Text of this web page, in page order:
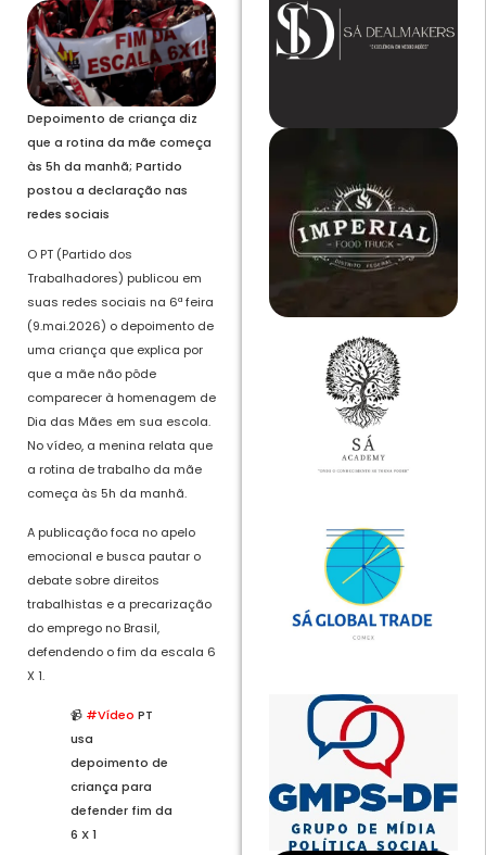
Depoimento de criança diz
que a rotina da mãe começa
às 5h da manhã; Partido
postou a declaração nas
redes sociais
O PT (Partido dos
Trabalhadores) publicou em
suas redes sociais na 6ª feira
(9.mai.2026) o depoimento de
uma criança que explica por
que a mãe não pôde
comparecer à homenagem de
Dia das Mães em sua escola.
No vídeo, a menina relata que
a rotina de trabalho da mãe
começa às 5h da manhã.
A publicação foca no apelo
emocional e busca pautar o
debate sobre direitos
trabalhistas e a precarização
do emprego no Brasil,
defendendo o fim da escala 6
X 1.
📹 #Vídeo PT
usa
depoimento de
criança para
defender fim da
6 X 1